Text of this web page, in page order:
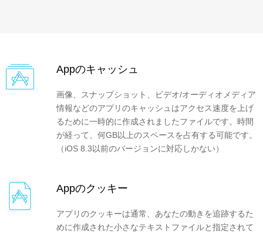
Appのキャッシュ
画像、スナップショット、ビデオ/オーディオメディア
情報などのアプリのキャッシュはアクセス速度を上げ
るために一時的に作成されましたファイルです。時間
が経って、何GB以上のスペースを占有する可能です。
（iOS 8.3以前のバージョンに対応しかない）
Appのクッキー
アプリのクッキーは通常、あなたの動きを追跡するた
めに作成された小さなテキストファイルと指定されて